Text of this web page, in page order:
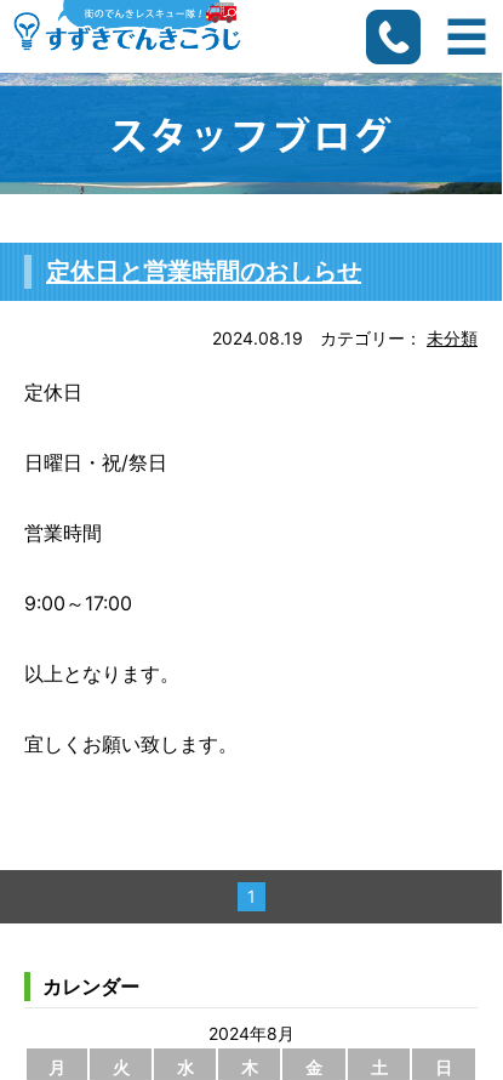
定休日と営業時間のおしらせ
2024.08.19 カテゴリー： 未分類
定休日
日曜日・祝/祭日
営業時間
9:00～17:00
以上となります。
宜しくお願い致します。
1
カレンダー
2024年8月
月
火 水 木 金 土
日